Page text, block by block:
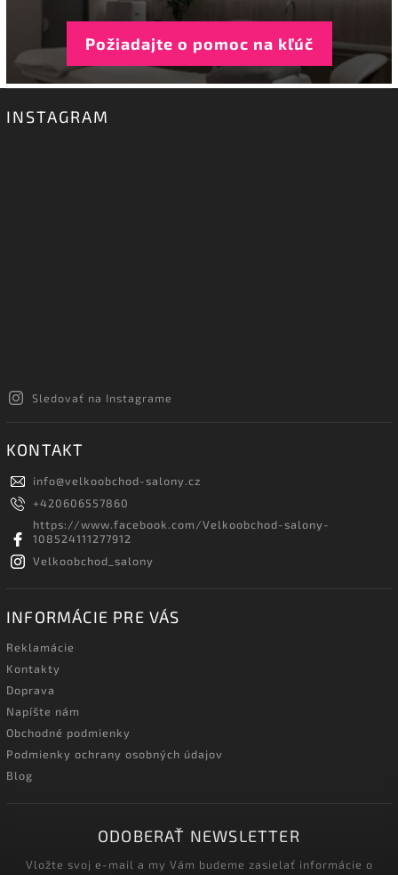
Požiadajte o pomoc na kľúč
INSTAGRAM
Sledovať na Instagrame
KONTAKT
info@velkoobchod-salony.cz
+420606557860
https://www.facebook.com/Velkoobchod-salony-
108524111277912
Velkoobchod_salony
INFORMÁCIE PRE VÁS
Reklamácie
Kontakty
Doprava
Napíšte nám
Obchodné podmienky
Podmienky ochrany osobných údajov
Blog
ODOBERAŤ NEWSLETTER
Vložte svoj e-mail a my Vám budeme zasielať informácie o